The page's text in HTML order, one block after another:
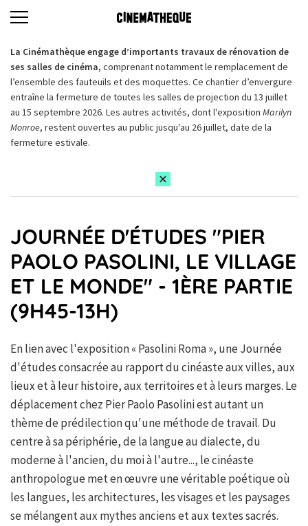
La Cinémathèque engage d’importants travaux de rénovation de
ses salles de cinéma, comprenant notamment le remplacement de
l’ensemble des fauteuils et des moquettes. Ce chantier d’envergure
entraîne la fermeture de toutes les salles de projection du 13 juillet
au 15 septembre 2026. Les autres activités, dont l'exposition Marilyn
Monroe, restent ouvertes au public jusqu'au 26 juillet, date de la
fermeture estivale.
JOURNÉE D'ÉTUDES "PIER
PAOLO PASOLINI, LE VILLAGE
ET LE MONDE" - 1ÈRE PARTIE
(9H45-13H)
En lien avec l'exposition « Pasolini Roma », une Journée
d'études consacrée au rapport du cinéaste aux villes, aux
lieux et à leur histoire, aux territoires et à leurs marges. Le
déplacement chez Pier Paolo Pasolini est autant un
thème de prédilection qu'une méthode de travail. Du
centre à sa périphérie, de la langue au dialecte, du
moderne à l'ancien, du moi à l'autre..., le cinéaste
anthropologue met en œuvre une véritable poétique où
les langues, les architectures, les visages et les paysages
se mélangent aux mythes anciens et aux textes sacrés.